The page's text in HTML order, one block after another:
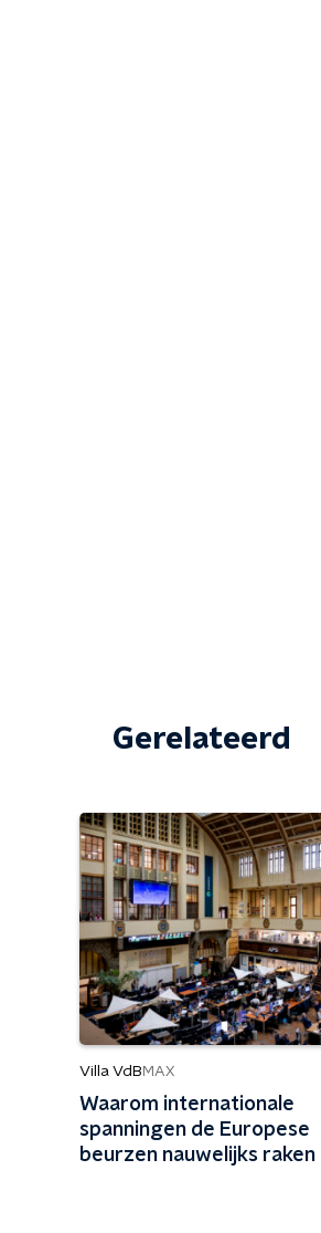
Gerelateerd
Villa VdB MAX
Waarom internationale
spanningen de Europese
beurzen nauwelijks raken